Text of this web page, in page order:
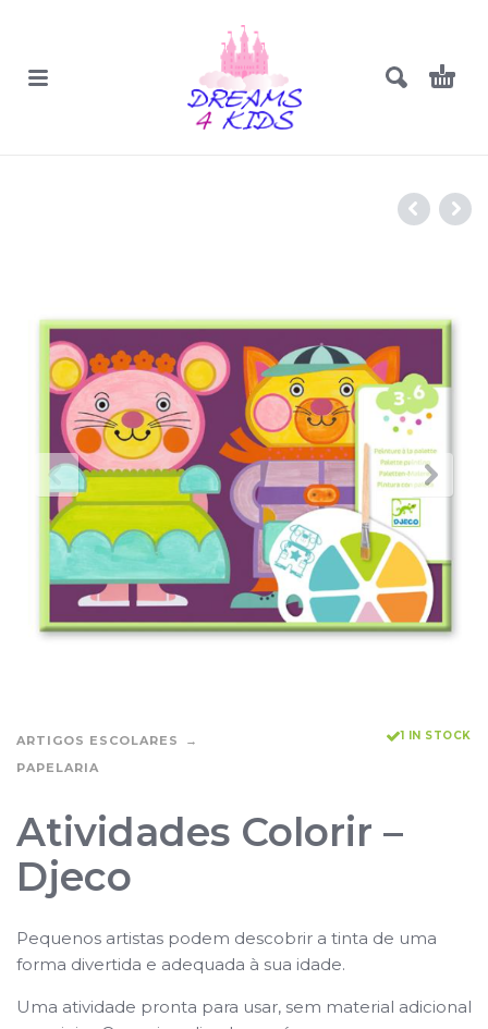
ARTIGOS ESCOLARES
PAPELARIA
1 IN STOCK
Atividades Colorir –
Djeco
Pequenos artistas podem descobrir a tinta de uma
forma divertida e adequada à sua idade.
Uma atividade pronta para usar, sem material adicional